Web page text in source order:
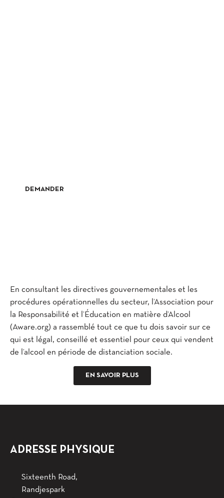
DEMANDER
En consultant les directives gouvernementales et les
procédures opérationnelles du secteur, l’Association pour
la Responsabilité et l’Éducation en matière d’Alcool
(Aware.org) a rassemblé tout ce que tu dois savoir sur ce
qui est légal, conseillé et essentiel pour ceux qui vendent
de l’alcool en période de distanciation sociale.
EN SAVOIR PLUS
ADRESSE PHYSIQUE
Sixteenth Road,
Randjespark